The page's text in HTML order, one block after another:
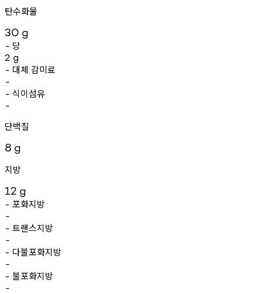
탄수화물
30 g
- 당
2 g
- 대체 감미료
-
- 식이섬유
-
단백질
8 g
지방
12 g
- 포화지방
-
- 트랜스지방
-
- 다불포화지방
-
- 불포화지방
-